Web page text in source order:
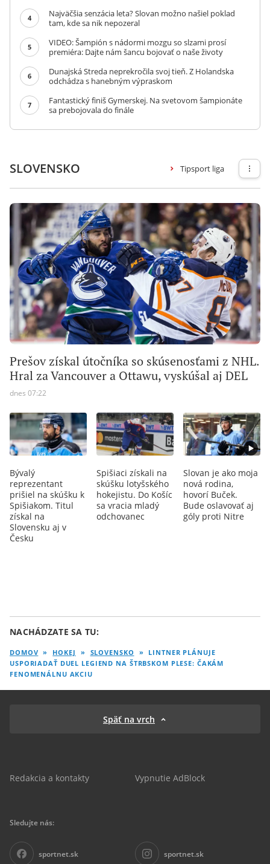
4
Najväčšia senzácia leta? Slovan možno našiel poklad
tam, kde sa nik nepozeral
5
VIDEO: Šampión s nádormi mozgu so slzami prosí
premiéra: Dajte nám šancu bojovať o naše životy
6
Dunajská Streda neprekročila svoj tieň. Z Holandska
odchádza s hanebným výpraskom
7
Fantastický finiš Gymerskej. Na svetovom šampionáte
sa prebojovala do finále
SLOVENSKO Tipsport liga
Prešov získal útočníka so skúsenosťami z NHL.
Hral za Vancouver a Ottawu, vyskúšal aj DEL
dnes 07:22
Bývalý
reprezentant
prišiel na skúšku k
Spišiakom. Titul
získal na
Slovensku aj v
Česku
Spišiaci získali na
skúšku lotyšského
hokejistu. Do Košíc
sa vracia mladý
odchovanec
Slovan je ako moja
nová rodina,
hovorí Buček.
Bude oslavovať aj
góly proti Nitre
NACHÁDZATE SA TU:
DOMOV » HOKEJ » SLOVENSKO » LINTNER PLÁNUJE
USPORIADAŤ DUEL LEGIEND NA ŠTRBSKOM PLESE: ČAKÁM
FENOMENÁLNU AKCIU
Späť na vrch
Redakcia a kontakty Vypnutie AdBlock
Sledujte nás:
sportnet.sk sportnet.sk